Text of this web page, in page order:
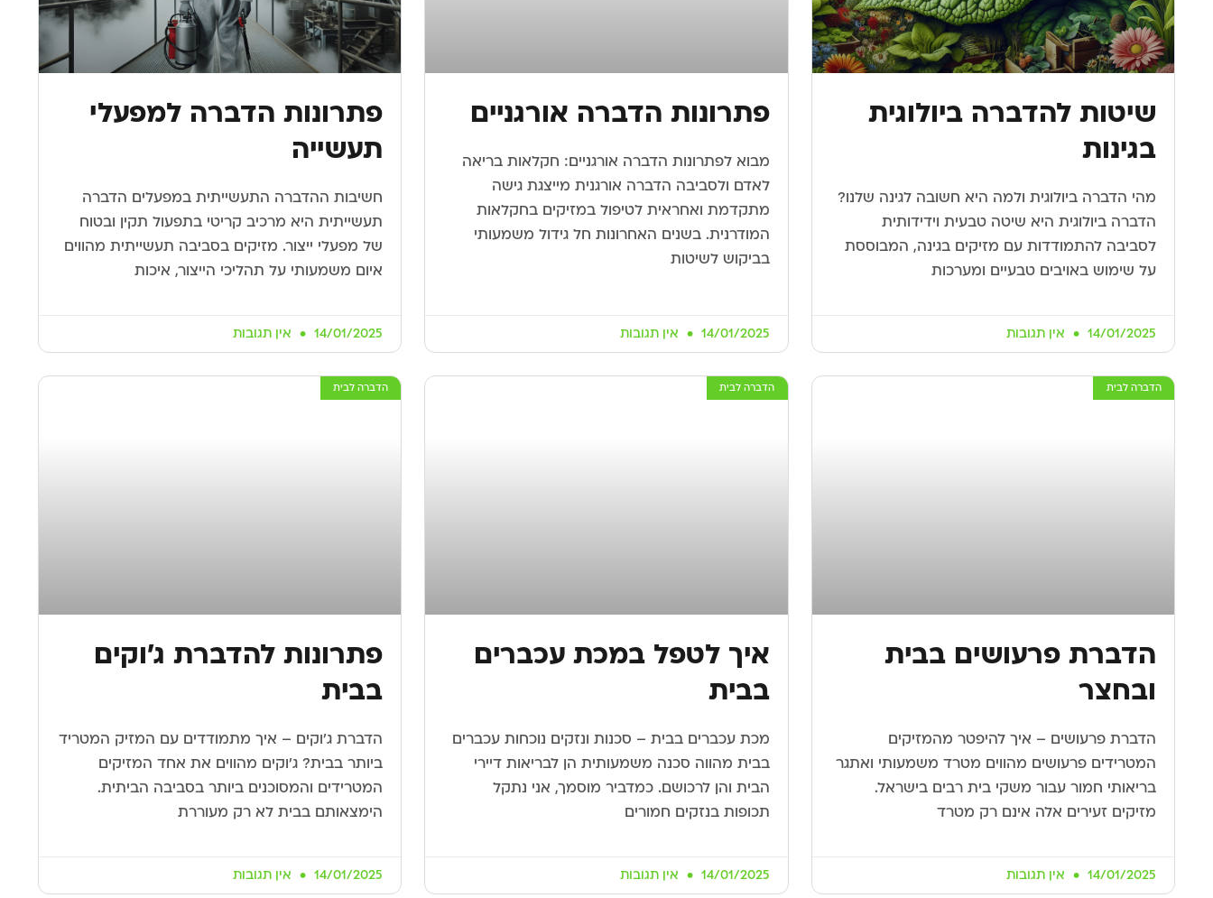
שיטות להדברה ביולוגית
בגינות
מהי הדברה ביולוגית ולמה היא חשובה לגינה שלנו?
הדברה ביולוגית היא שיטה טבעית וידידותית
לסביבה להתמודדות עם מזיקים בגינה, המבוססת
על שימוש באויבים טבעיים ומערכות
14/01/2025 אין תגובות
פתרונות הדברה אורגניים
מבוא לפתרונות הדברה אורגניים: חקלאות בריאה
לאדם ולסביבה הדברה אורגנית מייצגת גישה
מתקדמת ואחראית לטיפול במזיקים בחקלאות
המודרנית. בשנים האחרונות חל גידול משמעותי
בביקוש לשיטות
14/01/2025 אין תגובות
פתרונות הדברה למפעלי
תעשייה
חשיבות ההדברה התעשייתית במפעלים הדברה
תעשייתית היא מרכיב קריטי בתפעול תקין ובטוח
של מפעלי ייצור. מזיקים בסביבה תעשייתית מהווים
איום משמעותי על תהליכי הייצור, איכות
14/01/2025 אין תגובות
הדברה לבית
הדברת פרעושים בבית
ובחצר
הדברת פרעושים – איך להיפטר מהמזיקים
המטרידים פרעושים מהווים מטרד משמעותי ואתגר
בריאותי חמור עבור משקי בית רבים בישראל.
מזיקים זעירים אלה אינם רק מטרד
14/01/2025 אין תגובות
הדברה לבית
איך לטפל במכת עכברים
בבית
מכת עכברים בבית – סכנות ונזקים נוכחות עכברים
בבית מהווה סכנה משמעותית הן לבריאות דיירי
הבית והן לרכושם. כמדביר מוסמך, אני נתקל
תכופות בנזקים חמורים
14/01/2025 אין תגובות
הדברה לבית
פתרונות להדברת ג’וקים
בבית
הדברת ג’וקים – איך מתמודדים עם המזיק המטריד
ביותר בבית? ג’וקים מהווים את אחד המזיקים
המטרידים והמסוכנים ביותר בסביבה הביתית.
הימצאותם בבית לא רק מעוררת
14/01/2025 אין תגובות